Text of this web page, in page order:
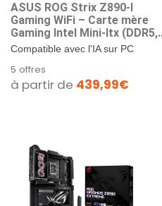
ASUS ROG Strix Z890-I
Gaming WiFi – Carte mère
Gaming Intel Mini-Itx (DDR5,
10+1+2+1 DrMOS, PCIe 5.0, 2
x M.2, WiFi 7, AI Overclocking,
AI Networking II, Aura Sync
RGB)
Compatible avec l'IA sur PC
l'informatique de l'IA, avec la...
5 offres
à partir de 439,99€